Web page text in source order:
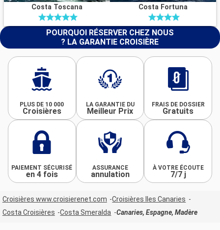
Costa Toscana Costa Fortuna
POURQUOI RÉSERVER CHEZ NOUS
? LA GARANTIE CROISIÈRE
PLUS DE 10 000
Croisières
LA GARANTIE DU
Meilleur Prix
FRAIS DE DOSSIER
Gratuits
PAIEMENT SÉCURISÉ
en 4 fois
ASSURANCE
annulation
À VOTRE ÉCOUTE
7/7 j
Croisières www.croisierenet.com
Croisières Iles Canaries
Costa Croisières
Costa Smeralda Canaries, Espagne, Madère